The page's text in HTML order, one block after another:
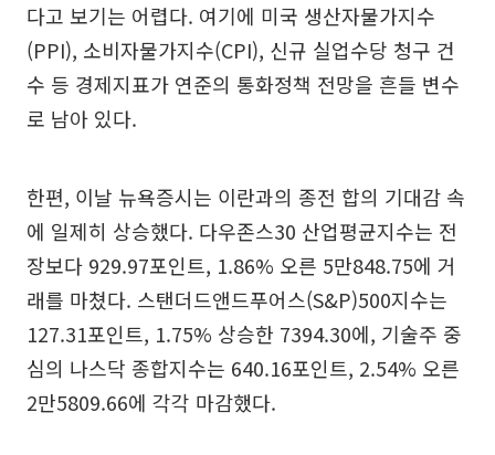
다고 보기는 어렵다. 여기에 미국 생산자물가지수
(PPI), 소비자물가지수(CPI), 신규 실업수당 청구 건
수 등 경제지표가 연준의 통화정책 전망을 흔들 변수
로 남아 있다.
한편, 이날 뉴욕증시는 이란과의 종전 합의 기대감 속
에 일제히 상승했다. 다우존스30 산업평균지수는 전
장보다 929.97포인트, 1.86% 오른 5만848.75에 거
래를 마쳤다. 스탠더드앤드푸어스(S&P)500지수는
127.31포인트, 1.75% 상승한 7394.30에, 기술주 중
심의 나스닥 종합지수는 640.16포인트, 2.54% 오른
2만5809.66에 각각 마감했다.